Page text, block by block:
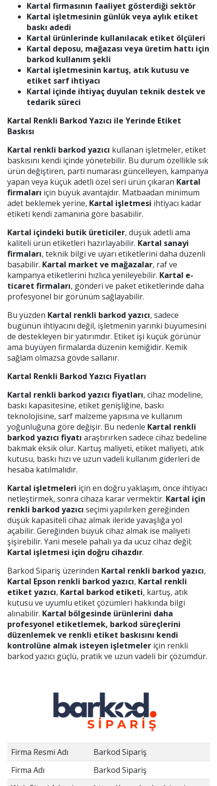
Kartal firmasının faaliyet gösterdiği sektör
Kartal işletmesinin günlük veya aylık etiket
baskı adedi
Kartal ürünlerinde kullanılacak etiket ölçüleri
Kartal deposu, mağazası veya üretim hattı için
barkod kullanım şekli
Kartal işletmesinin kartuş, atık kutusu ve
etiket sarf ihtiyacı
Kartal içinde ihtiyaç duyulan teknik destek ve
tedarik süreci
Kartal Renkli Barkod Yazıcı ile Yerinde Etiket
Baskısı
Kartal renkli barkod yazıcı kullanan işletmeler, etiket
baskısını kendi içinde yönetebilir. Bu durum özellikle sık
ürün değiştiren, parti numarası güncelleyen, kampanya
yapan veya küçük adetli özel seri ürün çıkaran Kartal
firmaları için büyük avantajdır. Matbaadan minimum
adet beklemek yerine, Kartal işletmesi ihtiyacı kadar
etiketi kendi zamanına göre basabilir.
Kartal içindeki butik üreticiler, düşük adetli ama
kaliteli ürün etiketleri hazırlayabilir. Kartal sanayi
firmaları, teknik bilgi ve uyarı etiketlerini daha düzenli
basabilir. Kartal market ve mağazalar, raf ve
kampanya etiketlerini hızlıca yenileyebilir. Kartal e-
ticaret firmaları, gönderi ve paket etiketlerinde daha
profesyonel bir görünüm sağlayabilir.
Bu yüzden Kartal renkli barkod yazıcı, sadece
bugünün ihtiyacını değil, işletmenin yarınki büyümesini
de destekleyen bir yatırımdır. Etiket işi küçük görünür
ama büyüyen firmalarda düzenin kemiğidir. Kemik
sağlam olmazsa gövde sallanır.
Kartal Renkli Barkod Yazıcı Fiyatları
Kartal renkli barkod yazıcı fiyatları, cihaz modeline,
baskı kapasitesine, etiket genişliğine, baskı
teknolojisine, sarf malzeme yapısına ve kullanım
yoğunluğuna göre değişir. Bu nedenle Kartal renkli
barkod yazıcı fiyatı araştırırken sadece cihaz bedeline
bakmak eksik olur. Kartuş maliyeti, etiket maliyeti, atık
kutusu, baskı hızı ve uzun vadeli kullanım giderleri de
hesaba katılmalıdır.
Kartal işletmeleri için en doğru yaklaşım, önce ihtiyacı
netleştirmek, sonra cihaza karar vermektir. Kartal için
renkli barkod yazıcı seçimi yapılırken gereğinden
düşük kapasiteli cihaz almak ileride yavaşlığa yol
açabilir. Gereğinden büyük cihaz almak ise maliyeti
şişirebilir. Yani mesele pahalı ya da ucuz cihaz değil;
Kartal işletmesi için doğru cihazdır.
Barkod Sipariş üzerinden Kartal renkli barkod yazıcı,
Kartal Epson renkli barkod yazıcı, Kartal renkli
etiket yazıcı, Kartal barkod etiketi, kartuş, atık
kutusu ve uyumlu etiket çözümleri hakkında bilgi
alınabilir. Kartal bölgesinde ürünlerini daha
profesyonel etiketlemek, barkod süreçlerini
düzenlemek ve renkli etiket baskısını kendi
kontrolüne almak isteyen işletmeler için renkli
barkod yazıcı güçlü, pratik ve uzun vadeli bir çözümdür.
Firma Resmi Adı
Barkod Sipariş
Firma Adı
Barkod Sipariş